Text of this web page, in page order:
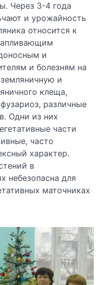
Через 3-4 года
и урожайность
относится к
и
и болезням на
и
клеща,
различные
Одни из них
части
часто
характер.
в
небезопасна для
маточниках